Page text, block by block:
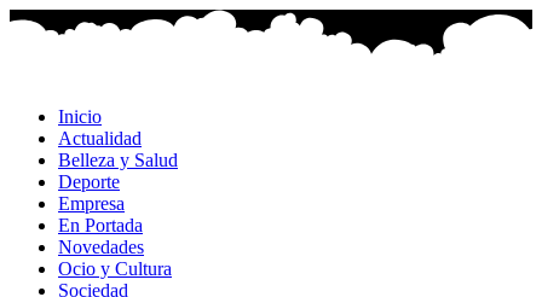
Ir
Inicio
Actualidad
Belleza y Salud
Deporte
Empresa
En Portada
Novedades
Ocio y Cultura
Sociedad